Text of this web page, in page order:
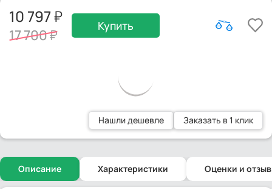
10 797
17 700
Купить
Нашли дешевле Заказать в 1 клик
Описание Характеристики Оценки и